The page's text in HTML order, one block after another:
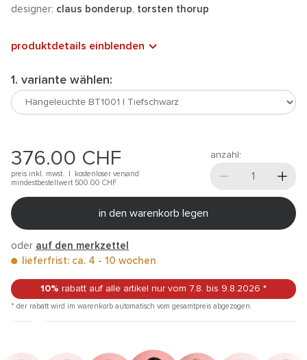
designer: claus bonderup, torsten thorup
produktdetails einblenden
1. variante wählen:
376.00 CHF
preis inkl. mwst. |
kostenloser versand
mindestbestellwert 500.00 CHF
anzahl:
in den warenkorb legen
oder auf den merkzettel
lieferfrist: ca. 4 - 10 wochen
10% rabatt auf alle artikel nur vom 7.8. bis 9.8.2026 *
* der rabatt wird im warenkorb automatisch vom gesamtpreis abgezogen.